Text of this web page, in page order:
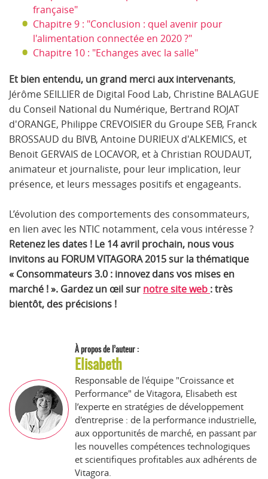
française"
Chapitre 9 : "Conclusion : quel avenir pour
l'alimentation connectée en 2020 ?"
Chapitre 10 : "Echanges avec la salle"
Et bien entendu, un grand merci aux intervenants,
Jérôme SEILLIER de Digital Food Lab, Christine BALAGUE
du Conseil National du Numérique, Bertrand ROJAT
d'ORANGE, Philippe CREVOISIER du Groupe SEB, Franck
BROSSAUD du BIVB, Antoine DURIEUX d'ALKEMICS, et
Benoit GERVAIS de LOCAVOR, et à Christian ROUDAUT,
animateur et journaliste, pour leur implication, leur
présence, et leurs messages positifs et engageants.
L’évolution des comportements des consommateurs,
en lien avec les NTIC notamment, cela vous intéresse ?
Retenez les dates ! Le 14 avril prochain, nous vous
invitons au FORUM VITAGORA 2015 sur la thématique
« Consommateurs 3.0 : innovez dans vos mises en
marché ! ». Gardez un œil sur notre site web : très
bientôt, des précisions !
À propos de l’auteur :
Elisabeth
Responsable de l'équipe "Croissance et
Performance" de Vitagora, Elisabeth est
l’experte en stratégies de développement
d'entreprise : de la performance industrielle,
aux opportunités de marché, en passant par
les nouvelles compétences technologiques
et scientifiques profitables aux adhérents de
Vitagora.